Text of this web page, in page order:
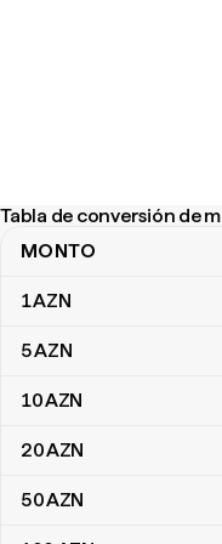
Tabla de conversión de
Tabla de conversión de
MONTO
1AZN
5AZN
10AZN
20AZN
50AZN